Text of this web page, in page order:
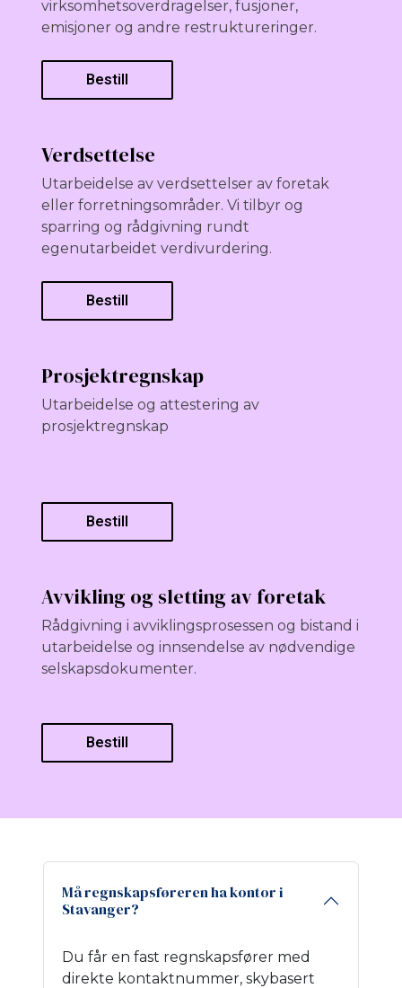
virksomhetsoverdragelser, fusjoner,
emisjoner og andre restruktureringer.
Bestill
Verdsettelse
Utarbeidelse av verdsettelser av foretak
eller forretningsområder. Vi tilbyr og
sparring og rådgivning rundt
egenutarbeidet verdivurdering.
Bestill
Prosjektregnskap
Utarbeidelse og attestering av
prosjektregnskap
Bestill
Avvikling og sletting av foretak
Rådgivning i avviklingsprosessen og bistand i
utarbeidelse og innsendelse av nødvendige
selskapsdokumenter.
Bestill
Må regnskapsføreren ha kontor i
Stavanger?
Du får en fast regnskapsfører med
direkte kontaktnummer, skybasert